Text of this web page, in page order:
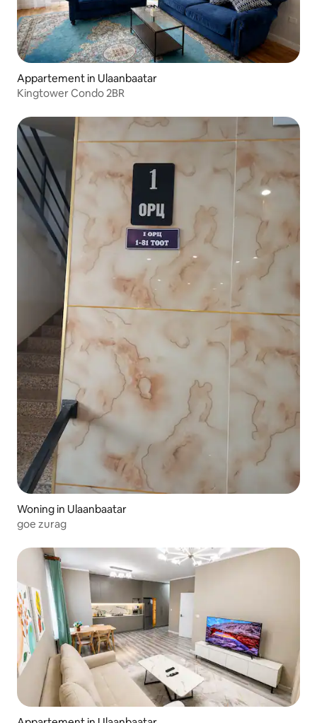
Appartement in Ulaanbaatar
Kingtower Condo 2BR
Woning in Ulaanbaatar
goe zurag